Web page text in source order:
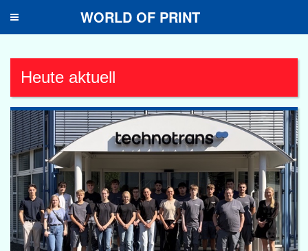
Toggle
WORLD OF PRINT
Heute aktuell